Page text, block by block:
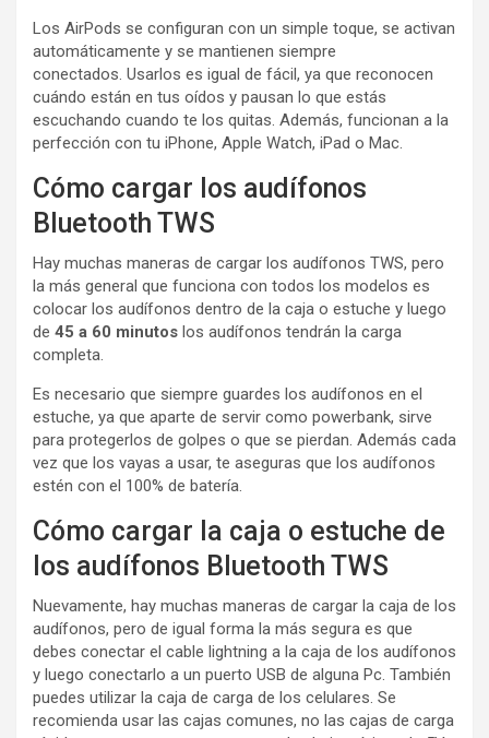
Los AirPods se configuran con un simple toque, se activan
automáticamente y se mantienen siempre
conectados. Usarlos es igual de fácil, ya que reconocen
cuándo están en tus oídos y pausan lo que estás
escuchando cuando te los quitas. Además, funcionan a la
perfección con tu iPhone, Apple Watch, iPad o Mac.
Cómo cargar los audífonos
Bluetooth TWS
Hay muchas maneras de cargar los audífonos TWS, pero
la más general que funciona con todos los modelos es
colocar los audífonos dentro de la caja o estuche y luego
de 45 a 60 minutos los audífonos tendrán la carga
completa.
Es necesario que siempre guardes los audífonos en el
estuche, ya que aparte de servir como powerbank, sirve
para protegerlos de golpes o que se pierdan. Además cada
vez que los vayas a usar, te aseguras que los audífonos
estén con el 100% de batería.
Cómo cargar la caja o estuche de
los audífonos Bluetooth TWS
Nuevamente, hay muchas maneras de cargar la caja de los
audífonos, pero de igual forma la más segura es que
debes conectar el cable lightning a la caja de los audífonos
y luego conectarlo a un puerto USB de alguna Pc. También
puedes utilizar la caja de carga de los celulares. Se
recomienda usar las cajas comunes, no las cajas de carga